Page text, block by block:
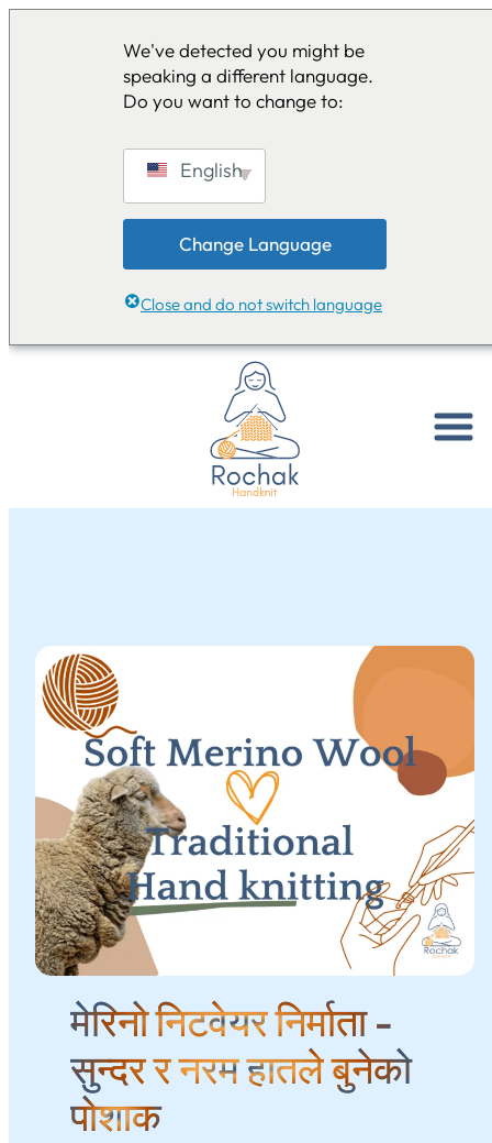
We've detected you might be
speaking a different language.
Do you want to change to:
English
Change Language
Close and do not switch language
मेरिनो निटवेयर निर्माता -
सुन्दर र नरम हातले बुनेको
पोशाक